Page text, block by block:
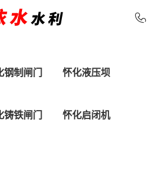
钢制闸门 怀化液压坝
铸铁闸门 怀化启闭机